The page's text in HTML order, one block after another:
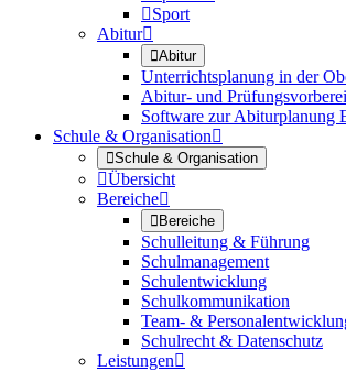
Sport
Abitur
Abitur
Unterrichtsplanung in der
Abitur- und
Software zur Abiturplanung
Schule & Organisation
Schule & Organisation
Übersicht
Bereiche
Bereiche
Schulleitung & Führung
Schulmanagement
Schulentwicklung
Schulkommunikation
Team- &
Schulrecht & Datenschutz
Leistungen